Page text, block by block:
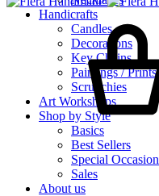
Handicrafts
Candles
Decorations
Key Chains
Paintings / Prints
Scrunchies
Art Workshops
Shop by Style
Basics
Best Sellers
Special Occasion
Sales
About us